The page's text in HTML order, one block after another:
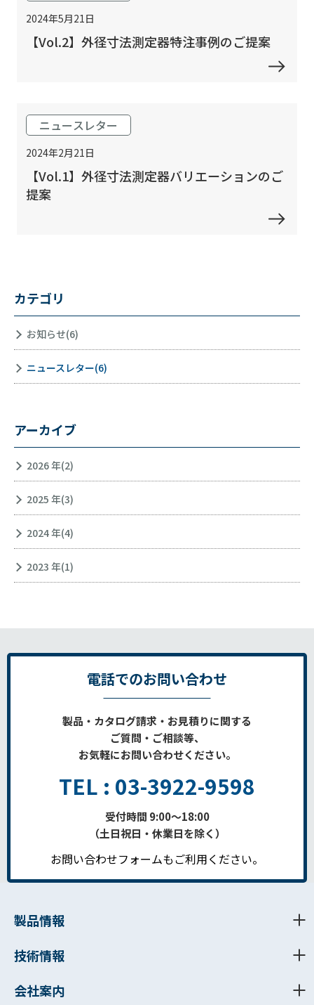
カテゴリ
お知らせ(6)
ニュースレター(6)
アーカイブ
2026 年(2)
2025 年(3)
2024 年(4)
2023 年(1)
2024年5月21日
【Vol.2】外径寸法測定器特注事例のご提案
ニュースレター
2024年2月21日
【Vol.1】外径寸法測定器バリエーションのご
提案
電話でのお問い合わせ
製品・カタログ請求・お見積りに関する
ご質問・ご相談等、
お気軽にお問い合わせください。
TEL : 03-3922-9598
受付時間 9:00～18:00
（土日祝日・休業日を除く）
お問い合わせフォームもご利用ください。
製品情報
技術情報
会社案内